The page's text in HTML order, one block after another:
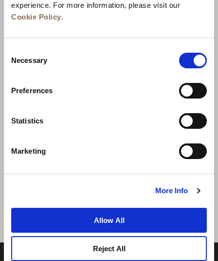
experience. For more information, please visit our
Cookie Policy.
Selection
Necessary
Preferences
Statistics
Marketing
More Info
Allow All
Reject All
© 2026 Frasers Hospitality Pte Ltd. フレイザーズ・プロ